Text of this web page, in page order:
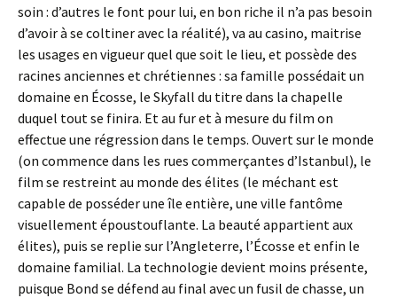
soin : d’autres le font pour lui, en bon riche il n’a pas besoin
d’avoir à se coltiner avec la réalité), va au casino, maitrise
les usages en vigueur quel que soit le lieu, et possède des
racines anciennes et chrétiennes : sa famille possédait un
domaine en Écosse, le Skyfall du titre dans la chapelle
duquel tout se finira. Et au fur et à mesure du film on
effectue une régression dans le temps. Ouvert sur le monde
(on commence dans les rues commerçantes d’Istanbul), le
film se restreint au monde des élites (le méchant est
capable de posséder une île entière, une ville fantôme
visuellement époustouflante. La beauté appartient aux
élites), puis se replie sur l’Angleterre, l’Écosse et enfin le
domaine familial. La technologie devient moins présente,
puisque Bond se défend au final avec un fusil de chasse, un